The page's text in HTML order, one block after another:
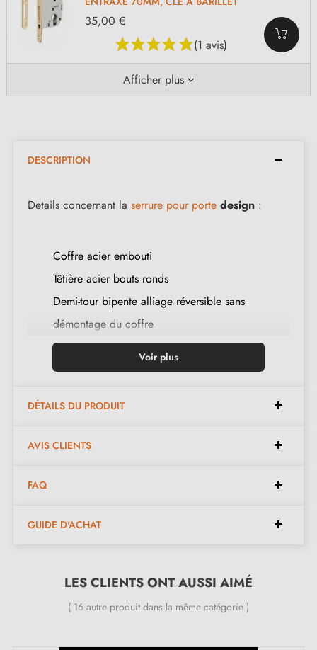
(1 avis)
35,00 €
Afficher plus
DESCRIPTION
Details concernant la serrure pour porte design :
Coffre acier embouti
Têtière acier bouts ronds
Demi-tour bipente alliage réversible sans
démontage du coffre
Pêne acier galvanisé
Gâche plate acier zingué
Carré 7 mm, entraxe 70 mm, axe 40mm
Voir plus
DÉTAILS DU PRODUIT
AVIS CLIENTS
FAQ
GUIDE D'ACHAT
LES CLIENTS ONT AUSSI AIMÉ
( 16 autre produit dans la même catégorie )